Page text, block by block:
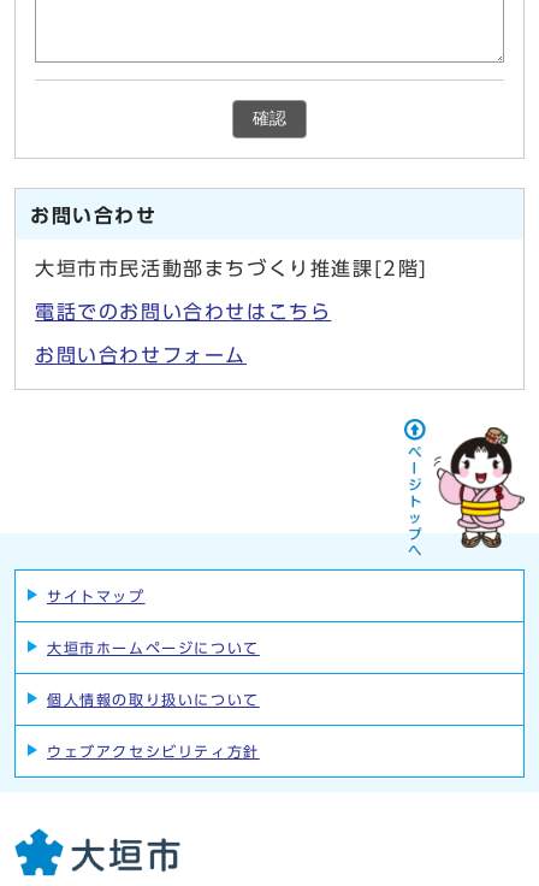
確認
お問い合わせ
大垣市市民活動部まちづくり推進課[2階]
電話でのお問い合わせはこちら
お問い合わせフォーム
サイトマップ
大垣市ホームページについて
個人情報の取り扱いについて
ウェブアクセシビリティ方針